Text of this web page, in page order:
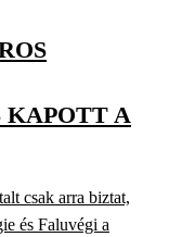
KAPOTT A
csak arra biztat,
és Faluvégi a